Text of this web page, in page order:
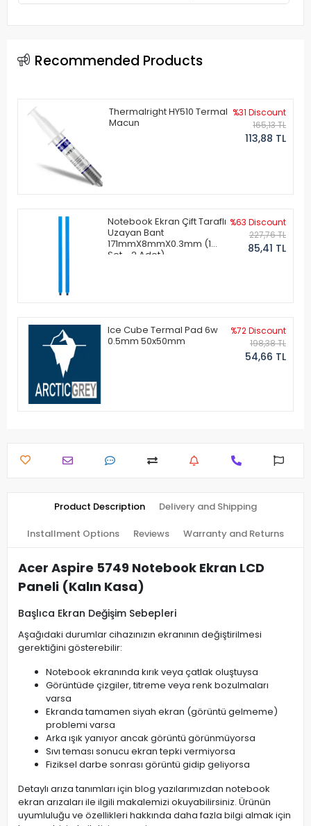
Recommended Products
Thermalright HY510 Termal
Macun
%31 Discount
165,13 TL
113,88 TL
Notebook Ekran Çift Taraflı
Uzayan Bant
171mmX8mmX0.3mm (1
Set - 2 Adet)
%63 Discount
227,76 TL
85,41 TL
Ice Cube Termal Pad 6w
0.5mm 50x50mm
%72 Discount
198,38 TL
54,66 TL
Product Description Delivery and Shipping
Installment Options Reviews Warranty and Returns
Acer Aspire 5749 Notebook Ekran LCD
Paneli (Kalın Kasa)
Başlıca Ekran Değişim Sebepleri
Aşağıdaki durumlar cihazınızın ekranının değiştirilmesi
gerektiğini gösterebilir:
Notebook ekranında kırık veya çatlak oluştuysa
Görüntüde çizgiler, titreme veya renk bozulmaları
varsa
Ekranda tamamen siyah ekran (görüntü gelmeme)
problemi varsa
Arka ışık yanıyor ancak görüntü görünmüyorsa
Sıvı teması sonucu ekran tepki vermiyorsa
Fiziksel darbe sonrası görüntü gidip geliyorsa
Detaylı arıza tanımları için blog yazılarımızdan notebook
ekran arızaları ile ilgili makalemizi okuyabilirsiniz. Ürünün
uyumluluğu ve özellikleri hakkında daha fazla bilgi almak için